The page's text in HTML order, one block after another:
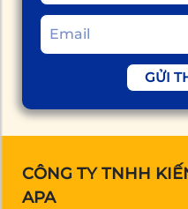
GỬI
CÔNG TY TNHH
APA